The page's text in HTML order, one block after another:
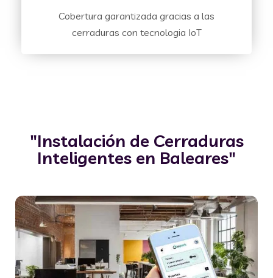
Cobertura garantizada gracias a las
cerraduras con tecnologia IoT
"Instalación de Cerraduras
Inteligentes en Baleares"